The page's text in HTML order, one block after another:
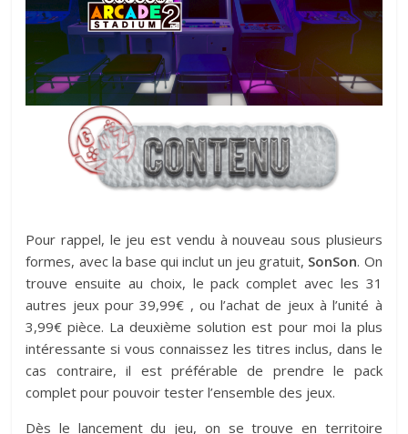
Pour rappel, le jeu est vendu à nouveau sous plusieurs
formes, avec la base qui inclut un jeu gratuit, SonSon. On
trouve ensuite au choix, le pack complet avec les 31
autres jeux pour 39,99€ , ou l’achat de jeux à l’unité à
3,99€ pièce. La deuxième solution est pour moi la plus
intéressante si vous connaissez les titres inclus, dans le
cas contraire, il est préférable de prendre le pack
complet pour pouvoir tester l’ensemble des jeux.
Dès le lancement du jeu, on se trouve en territoire